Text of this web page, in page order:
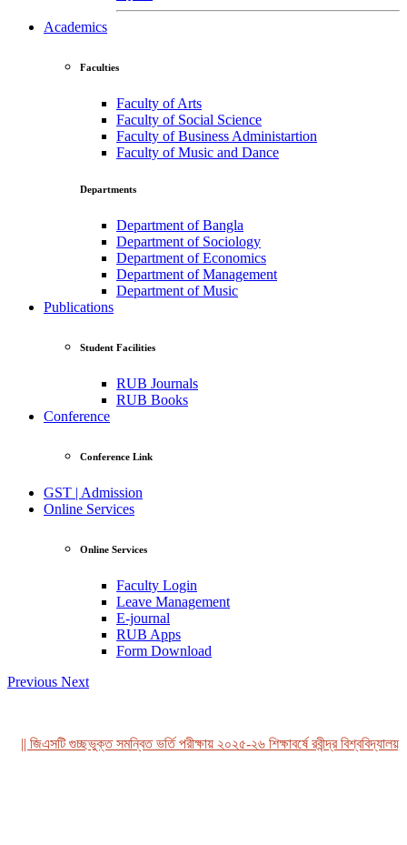
Academics
Faculties
Faculty of Arts
Faculty of Social Science
Faculty of Business Administartion
Faculty of Music and Dance
Departments
Department of Bangla
Department of Sociology
Department of Economics
Department of Management
Department of Music
Publications
Student Facilities
RUB Journals
RUB Books
Conference
Conference Link
GST | Admission
Online Services
Online Services
Faculty Login
Leave Management
E-journal
RUB Apps
Form Download
Previous Next
|| জিএসটি গুচ্ছভুক্ত সমন্বিত ভর্তি পরীক্ষায় ২০২৫-২৬ শিক্ষাবর্ষে রবীন্দ্র